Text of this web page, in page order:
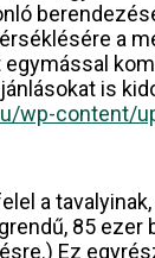
a
is
wp-content/
a
85
Ez